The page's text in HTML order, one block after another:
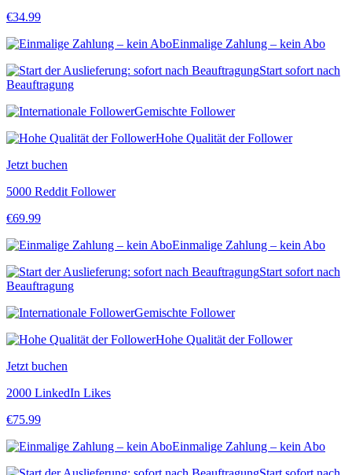
€34.99
Einmalige Zahlung – kein Abo
Start sofort nach
Beauftragung
Gemischte Follower
Hohe Qualität der Follower
Jetzt buchen
5000 Reddit Follower
€69.99
Einmalige Zahlung – kein Abo
Start sofort nach
Beauftragung
Gemischte Follower
Hohe Qualität der Follower
Jetzt buchen
2000 LinkedIn Likes
€75.99
Einmalige Zahlung – kein Abo